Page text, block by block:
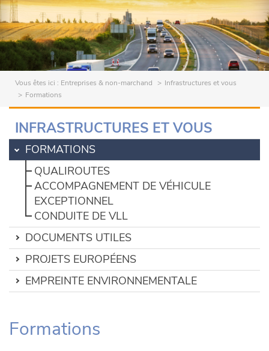
Vous êtes ici : Entreprises & non-marchand
Infrastructures et vous
Formations
INFRASTRUCTURES ET VOUS
FORMATIONS
QUALIROUTES
ACCOMPAGNEMENT DE VÉHICULE
EXCEPTIONNEL
CONDUITE DE VLL
DOCUMENTS UTILES
PROJETS EUROPÉENS
EMPREINTE ENVIRONNEMENTALE
Formations